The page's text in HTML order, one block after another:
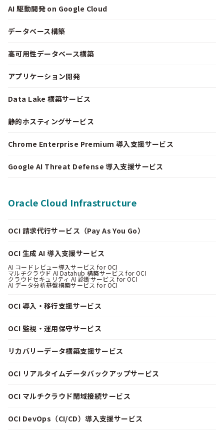
AI 駆動開発 on Google Cloud
データベース構築
高可用性データベース構築
アプリケーション開発
Data Lake 構築サービス
静的ホスティングサービス
Chrome Enterprise Premium 導入支援サービス
Google AI Threat Defense 導入支援サービス
Oracle Cloud Infrastructure
OCI 請求代行サービス（Pay As You Go）
OCI 生成 AI 導入支援サービス
AI コードレビュー導入サービス for OCI
マルチクラウド AI Datahub 構築サービス for OCI
クラウドセキュリティ AI 診断サービス for OCI
AI データ分析基盤構築サービス for OCI
OCI 導入・移行支援サービス
OCI 監視・運用保守サービス
リカバリーデータ構築支援サービス
OCI リアルタイムデータバックアップサービス
OCI マルチクラウド閉域接続サービス
OCI DevOps（CI/CD）導入支援サービス